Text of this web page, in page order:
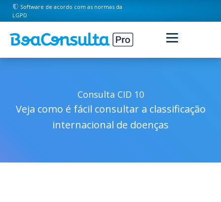
Software de acordo com as normas da
LGPD
Consulta CID 10
Veja como é fácil consultar a classificação
internacional de doenças